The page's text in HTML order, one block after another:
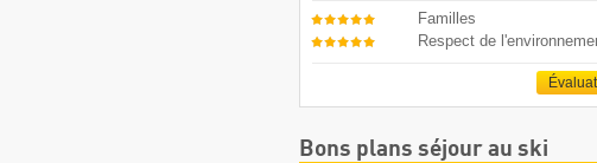
Familles
Respect de
Bons plans séjour au ski